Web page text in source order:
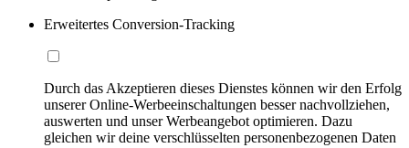
Erweitertes Conversion-Tracking
Durch das Akzeptieren dieses Dienstes können wir den Erfolg
unserer Online-Werbeeinschaltungen besser nachvollziehen,
auswerten und unser Werbeangebot optimieren. Dazu
gleichen wir deine verschlüsselten personenbezogenen Daten